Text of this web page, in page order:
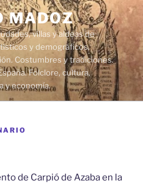
MADOZ
villas y aldeas de
y demográficos.
Costumbres y tradiciones.
Folclore, cultura,
y economía.
de Carpió de Azaba en la